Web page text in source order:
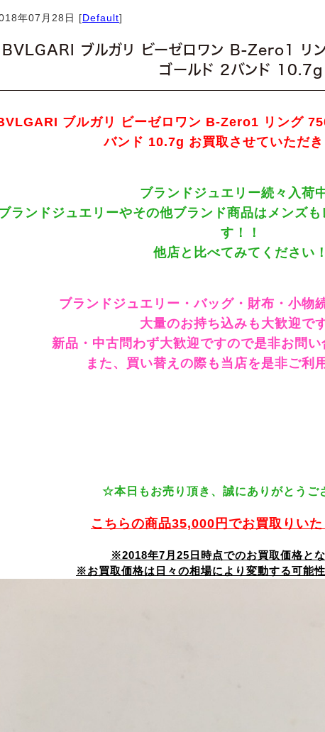
年07月28日 [Default]
BVLGARI ブルガリ ビーゼロワン B-Zero1 リ
ゴールド 2バンド 10.7g
ブルガリ ビーゼロワン B-Zero1 リング
バンド 10.7g お買取させていただき
ブランドジュエリー続々入荷
ランドジュエリーやその他ブランド商品はメンズ
す！！
他店と比べてみてください！
ブランドジュエリー・バッグ・財布・小物
大量のお持ち込みも大歓迎で
新品・中古問わず大歓迎ですので是非お問い
また、買い替えの際も当店を是非ご利
☆本日もお売り頂き、誠にありがとう
こちらの商品35,000円でお買取りいた
※2018年7月25日時点でのお買取価格とな
※お買取価格は日々の相場により変動する可能性